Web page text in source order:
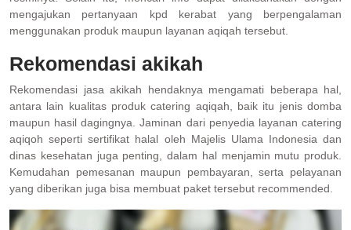
mengajukan pertanyaan kpd kerabat yang berpengalaman
menggunakan produk maupun layanan aqiqah tersebut.
Rekomendasi akikah
Rekomendasi jasa akikah hendaknya mengamati beberapa hal,
antara lain kualitas produk catering aqiqah, baik itu jenis domba
maupun hasil dagingnya. Jaminan dari penyedia layanan catering
aqiqoh seperti sertifikat halal oleh Majelis Ulama Indonesia dan
dinas kesehatan juga penting, dalam hal menjamin mutu produk.
Kemudahan pemesanan maupun pembayaran, serta pelayanan
yang diberikan juga bisa membuat paket tersebut recommended.